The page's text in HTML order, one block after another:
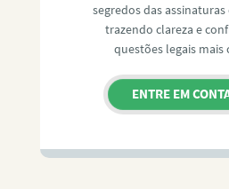
segredos das
trazendo clareza e
questões legais mais
ENTRE EM